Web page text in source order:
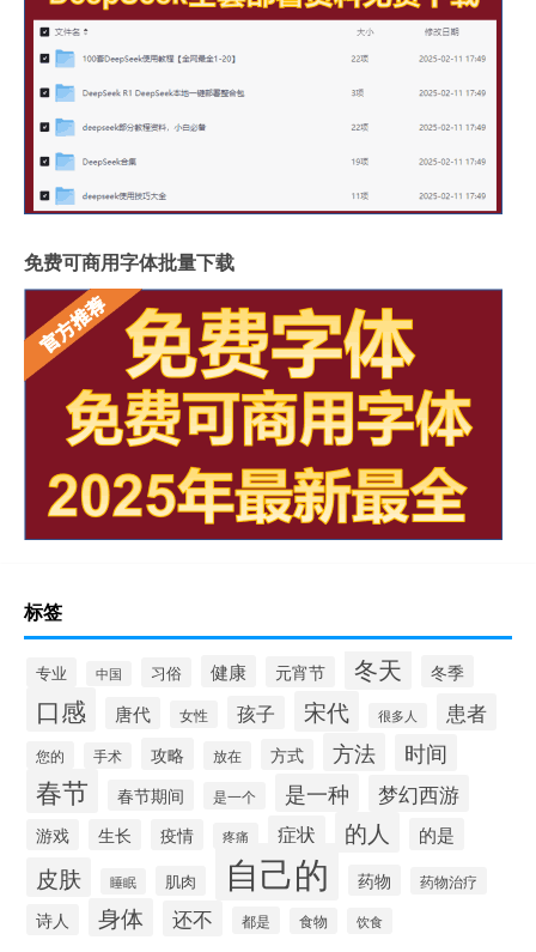
免费可商用字体批量下载
标签
专业 中国 习俗 健康 元宵节 冬天 冬季
口感 唐代 女性 孩子 宋代 很多人 患者
您的 手术 攻略 放在 方式 方法 时间
春节 春节期间 是一个 是一种 梦幻西游
游戏 生长 疫情 疼痛 症状 的人 的是
皮肤 睡眠 肌肉 自己的 药物 药物治疗
诗人 身体 还不 都是 食物 饮食